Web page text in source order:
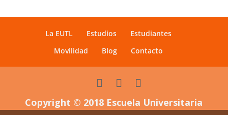
La EUTL Estudios
Estudiantes
Movilidad
Blog Contacto
Copyright © 2018 Escuela Universitaria